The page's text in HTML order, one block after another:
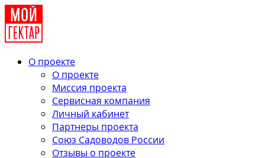
О проекте
О проекте
Миссия проекта
Сервисная компания
Личный кабинет
Партнеры проекта
Союз Садоводов России
Отзывы о проекте